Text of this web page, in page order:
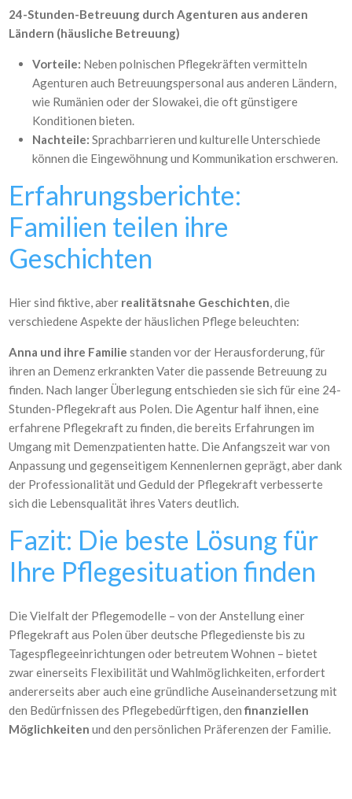
24-Stunden-Betreuung durch Agenturen aus anderen
Ländern (häusliche Betreuung)
Vorteile: Neben polnischen Pflegekräften vermitteln
Agenturen auch Betreuungspersonal aus anderen Ländern,
wie Rumänien oder der Slowakei, die oft günstigere
Konditionen bieten.
Nachteile: Sprachbarrieren und kulturelle Unterschiede
können die Eingewöhnung und Kommunikation erschweren.
Erfahrungsberichte:
Familien teilen ihre
Geschichten
Hier sind fiktive, aber realitätsnahe Geschichten, die
verschiedene Aspekte der häuslichen Pflege beleuchten:
Anna und ihre Familie standen vor der Herausforderung, für
ihren an Demenz erkrankten Vater die passende Betreuung zu
finden. Nach langer Überlegung entschieden sie sich für eine 24-
Stunden-Pflegekraft aus Polen. Die Agentur half ihnen, eine
erfahrene Pflegekraft zu finden, die bereits Erfahrungen im
Umgang mit Demenzpatienten hatte. Die Anfangszeit war von
Anpassung und gegenseitigem Kennenlernen geprägt, aber dank
der Professionalität und Geduld der Pflegekraft verbesserte
sich die Lebensqualität ihres Vaters deutlich.
Fazit: Die beste Lösung für
Ihre Pflegesituation finden
Die Vielfalt der Pflegemodelle – von der Anstellung einer
Pflegekraft aus Polen über deutsche Pflegedienste bis zu
Tagespflegeeinrichtungen oder betreutem Wohnen – bietet
zwar einerseits Flexibilität und Wahlmöglichkeiten, erfordert
andererseits aber auch eine gründliche Auseinandersetzung mit
den Bedürfnissen des Pflegebedürftigen, denfinanziellen
Möglichkeiten und den persönlichen Präferenzen der Familie.